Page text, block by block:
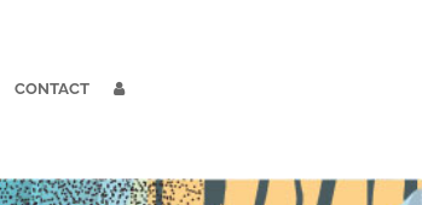
CONTACT